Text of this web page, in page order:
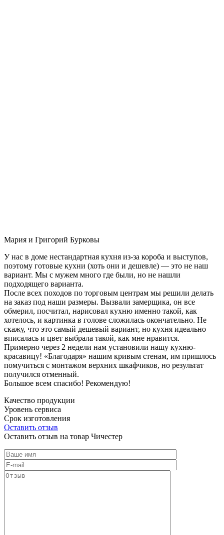
Мария и Григорий Бурковы
У нас в доме нестандартная кухня из-за короба и выступов,
поэтому готовые кухни (хоть они и дешевле) — это не наш
вариант. Мы с мужем много где были, но не нашли
подходящего варианта.
После всех походов по торговым центрам мы решили делать
на заказ под наши размеры. Вызвали замерщика, он все
обмерил, посчитал, нарисовал кухню именно такой, как
хотелось, и картинка в голове сложилась окончательно. Не
скажу, что это самый дешевый вариант, но кухня идеально
вписалась и цвет выбрала такой, как мне нравится.
Примерно через 2 недели нам установили нашу кухню-
красавицу! «Благодаря» нашим кривым стенам, им пришлось
помучиться с монтажом верхних шкафчиков, но результат
получился отменный.
Большое всем спасибо! Рекомендую!
Качество продукции
Уровень сервиса
Срок изготовления
Оставить отзыв
Оставить отзыв на товар Чичестер